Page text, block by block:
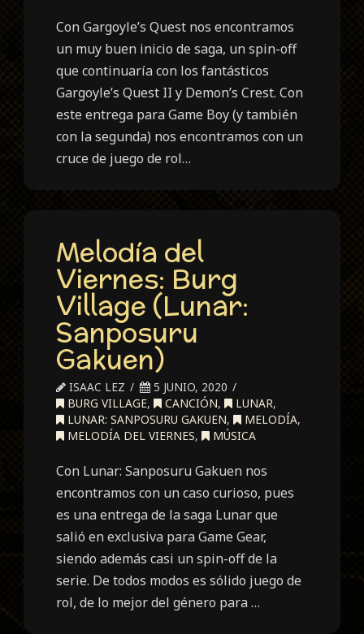
Con Gargoyle’s Quest nos encontramos
un muy buen inicio de saga, un spin-off
que continuaría con los fantásticos
Gargoyle’s Quest II y Demon’s Crest. Con
este entrega para Game Boy (y también
con la segunda) nos encontramos con un
cruce de juego de rol…
Melodía del
Viernes: Burg
Village (Lunar:
Sanposuru
Gakuen)
ISAAC LEZ
5 JUNIO, 2020
BURG VILLAGE, CANCIÓN, LUNAR,
LUNAR: SANPOSURU GAKUEN, MELODÍA,
MELODÍA DEL VIERNES, MÚSICA
Con Lunar: Sanposuru Gakuen nos
encontramos con un caso curioso, pues
es una entrega de la saga Lunar que
salió en exclusiva para Game Gear,
siendo además casi un spin-off de la
serie. De todos modos es sólido juego de
rol, de lo mejor del género para …